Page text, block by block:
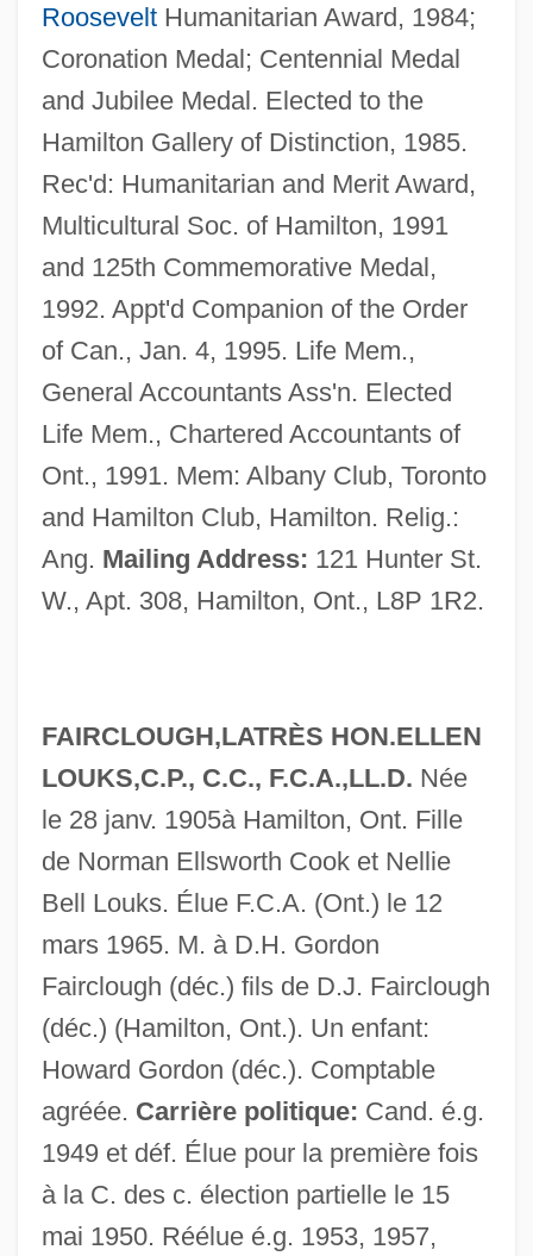
RooseveltHumanitarian Award, 1984;
Coronation Medal; Centennial Medal
and Jubilee Medal. Elected to the
Hamilton Gallery of Distinction, 1985.
Rec'd: Humanitarian and Merit Award,
Multicultural Soc. of Hamilton, 1991
and 125th Commemorative Medal,
1992. Appt'd Companion of the Order
of Can., Jan. 4, 1995. Life Mem.,
General Accountants Ass'n. Elected
Life Mem., Chartered Accountants of
Ont., 1991. Mem: Albany Club, Toronto
and Hamilton Club, Hamilton. Relig.:
Ang. Mailing Address: 121 Hunter St.
W., Apt. 308, Hamilton, Ont., L8P 1R2.
FAIRCLOUGH,LATRÈS HON.ELLEN
LOUKS,C.P., C.C., F.C.A.,LL.D. Née
le 28 janv. 1905à Hamilton, Ont. Fille
de Norman Ellsworth Cook et Nellie
Bell Louks. Élue F.C.A. (Ont.) le 12
mars 1965. M. à D.H. Gordon
Fairclough (déc.) fils de D.J. Fairclough
(déc.) (Hamilton, Ont.). Un enfant:
Howard Gordon (déc.). Comptable
agréée. Carrière politique: Cand. é.g.
1949 et déf. Élue pour la première fois
à la C. des c. élection partielle le 15
mai 1950. Réélue é.g. 1953, 1957,